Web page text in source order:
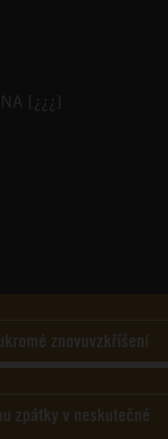
znovuvzkříšení
zpátky v neskutečné